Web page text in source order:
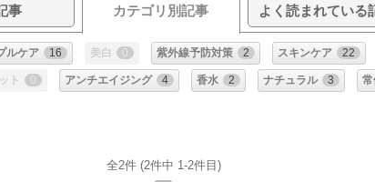
事 カテゴリ別記事 よく読まれている
ルケア 16 美白 0 紫外線予防対策 2 スキンケア 22
ト 0 アンチエイジング 4 香水 2 ナチュラル 3 常
全2件 (2件中 1-2件目)